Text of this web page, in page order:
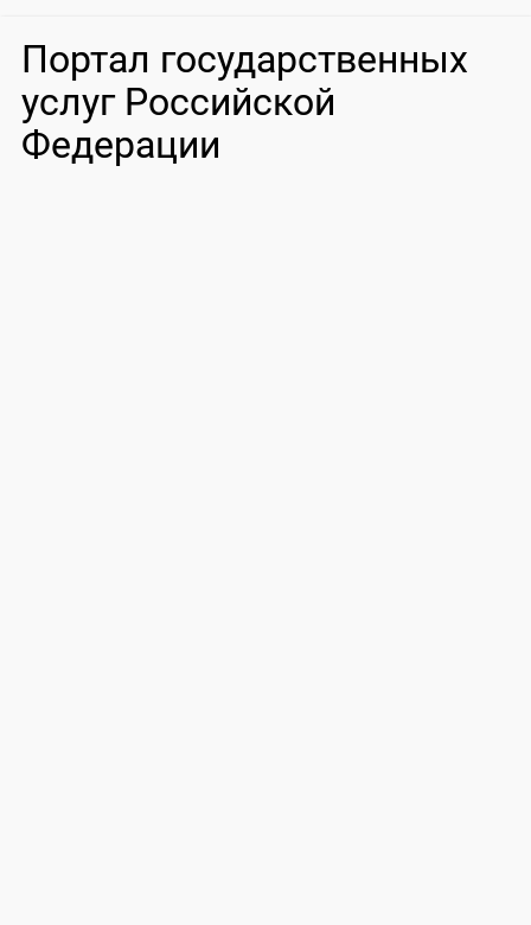
Портал государственных
услуг Российской
Федерации